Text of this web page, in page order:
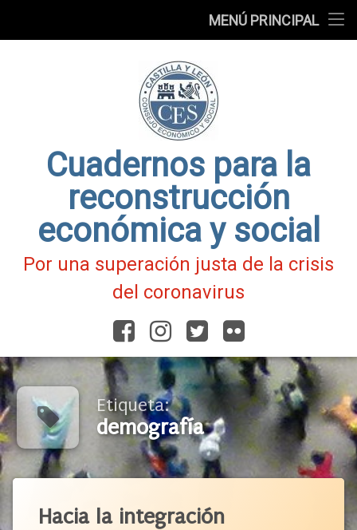
MENÚ PRINCIPAL
Cuadernos para la
reconstrucción
económica y social
Por una superación justa de la crisis
del coronavirus
FacebookInstagram
TwitterFlickr
Etiqueta:
demografía
Hacia la integración
Agricultura